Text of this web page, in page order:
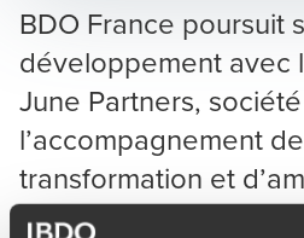
BDO France poursuit
développement avec
June Partners,
l’accompagnement
transformation et
performance des